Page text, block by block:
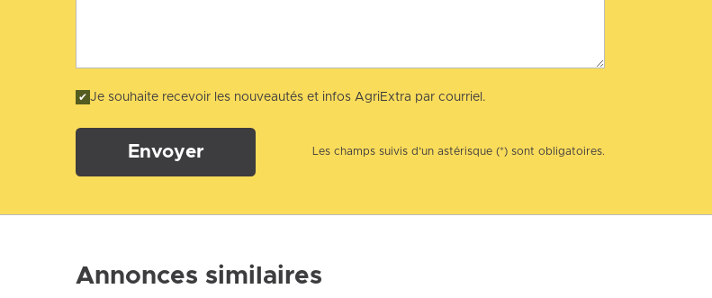
Je souhaite recevoir les nouveautés et infos AgriExtra par courriel.
Envoyer Les champs suivis d’un astérisque (*) sont obligatoires.
Annonces similaires